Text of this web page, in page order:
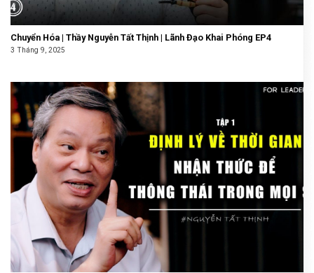
Chuyển Hóa | Thầy Nguyễn Tất Thịnh | Lãnh Đạo Khai Phóng EP4
3 Tháng 9, 2025